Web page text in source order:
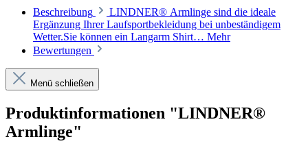
Beschreibung
LINDNER® Armlinge sind die ideale
Ergänzung Ihrer Laufsportbekleidung bei unbeständigem
Wetter.Sie können ein Langarm Shirt… Mehr
Bewertungen
Menü schließen
Produktinformationen "LINDNER®
Armlinge"